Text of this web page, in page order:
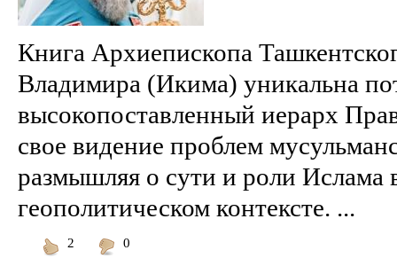
Книга Архиепископа
Владимира (Икима) уникальна
высокопоставленный иерарх
свое видение проблем
размышляя о сути и роли Ислама
геополитическом контексте. ...
2
0